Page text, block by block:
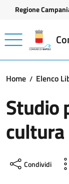
Vai ai contenuti
Vai al footer
Regione
Home Elenco
Studio
cultura
Condividi